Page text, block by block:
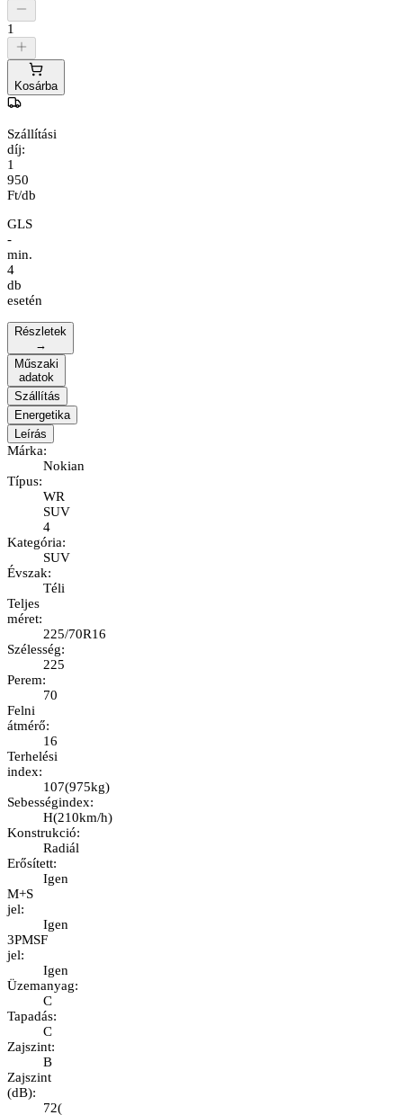
1
Kosárba
Szállítási
díj:
1
950
Ft/db
GLS
-
min.
4
db
esetén
Részletek
→
Műszaki
adatok
Szállítás
Energetika
Leírás
Márka:
Nokian
Típus:
WR
SUV
4
Kategória:
SUV
Évszak:
Téli
Teljes
méret:
225/70R16
Szélesség:
225
Perem:
70
Felni
átmérő:
16
Terhelési
index:
107(975kg)
Sebességindex:
H(210km/h)
Konstrukció:
Radiál
Erősített:
Igen
M+S
jel:
Igen
3PMSF
jel:
Igen
Üzemanyag:
C
Tapadás:
C
Zajszint:
B
Zajszint
(dB):
72(